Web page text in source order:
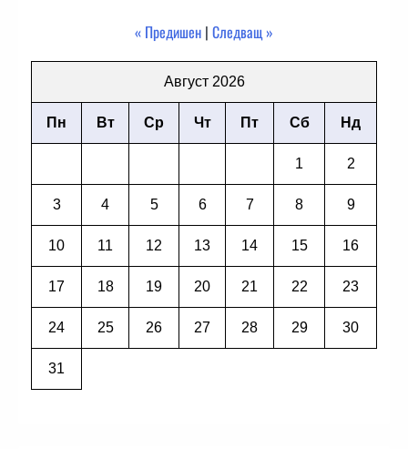
« Предишен | Следващ »
Август 2026
Пн Вт Ср Чт Пт Сб Нд
1 2
3 4 5 6 7 8 9
10 11 12 13 14 15 16
17 18 19 20 21 22 23
24 25 26 27 28 29 30
31